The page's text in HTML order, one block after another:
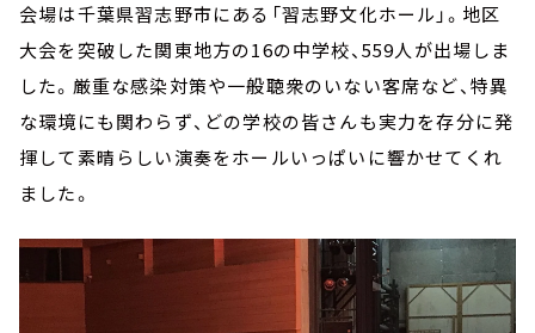
会場は千葉県習志野市にある「習志野文化ホール」。地区
大会を突破した関東地方の16の中学校、559人が出場しま
した。厳重な感染対策や一般聴衆のいない客席など、特異
な環境にも関わらず、どの学校の皆さんも実力を存分に発
揮して素晴らしい演奏をホールいっぱいに響かせてくれ
ました。